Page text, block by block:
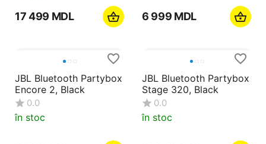
17 499 MDL 6 999 MDL
JBL Bluetooth Partybox
Encore 2, Black
0.0
în stoc
JBL Bluetooth Partybox
Stage 320, Black
0.0
în stoc